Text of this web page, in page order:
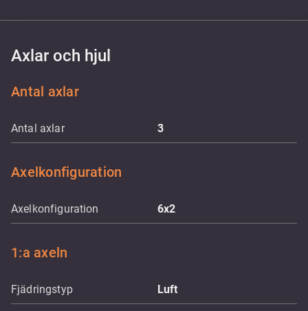
Axlar och hjul
Antal axlar
Antal axlar 3
Axelkonfiguration
Axelkonfiguration 6x2
1:a axeln
Fjädringstyp Luft